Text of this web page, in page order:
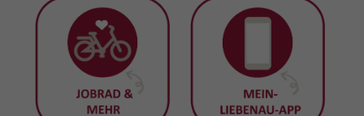
zeigen. Das _fbp-Cookie sammelt keine
persönlich identifizierbaren
Informationen und wird von Facebook
nur platziert, um Daten an das
Unternehmen zurückzusenden.